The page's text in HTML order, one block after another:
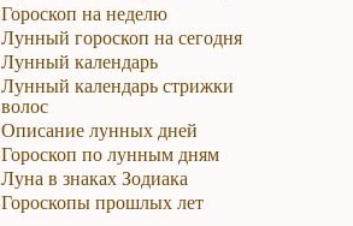
Гороскоп на неделю
Лунный гороскоп на сегодня
Лунный календарь
Лунный календарь стрижки
волос
Описание лунных дней
Гороскоп по лунным дням
Луна в знаках Зодиака
Гороскопы прошлых лет